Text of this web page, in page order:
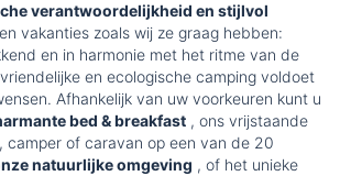
verantwoordelijkheid en stijlvol
vakanties zoals wij ze graag hebben:
en in harmonie met het ritme van de
en ecologische camping voldoet
Afhankelijk van uw voorkeuren kunt u
bed & breakfast , ons vrijstaande
camper of caravan op een van de 20
natuurlijke omgeving , of het unieke